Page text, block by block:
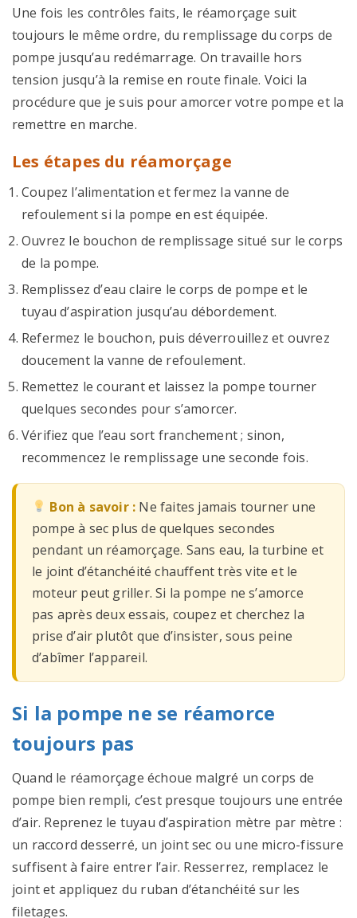
Une fois les contrôles faits, le réamorçage suit
toujours le même ordre, du remplissage du corps de
pompe jusqu’au redémarrage. On travaille hors
tension jusqu’à la remise en route finale. Voici la
procédure que je suis pour amorcer votre pompe et la
remettre en marche.
Les étapes du réamorçage
Coupez l’alimentation et fermez la vanne de
refoulement si la pompe en est équipée.
Ouvrez le bouchon de remplissage situé sur le corps
de la pompe.
Remplissez d’eau claire le corps de pompe et le
tuyau d’aspiration jusqu’au débordement.
Refermez le bouchon, puis déverrouillez et ouvrez
doucement la vanne de refoulement.
Remettez le courant et laissez la pompe tourner
quelques secondes pour s’amorcer.
Vérifiez que l’eau sort franchement ; sinon,
recommencez le remplissage une seconde fois.
Bon à savoir : Ne faites jamais tourner une
pompe à sec plus de quelques secondes
pendant un réamorçage. Sans eau, la turbine et
le joint d’étanchéité chauffent très vite et le
moteur peut griller. Si la pompe ne s’amorce
pas après deux essais, coupez et cherchez la
prise d’air plutôt que d’insister, sous peine
d’abîmer l’appareil.
Si la pompe ne se réamorce
toujours pas
Quand le réamorçage échoue malgré un corps de
pompe bien rempli, c’est presque toujours une entrée
d’air. Reprenez le tuyau d’aspiration mètre par mètre :
un raccord desserré, un joint sec ou une micro-fissure
suffisent à faire entrer l’air. Resserrez, remplacez le
joint et appliquez du ruban d’étanchéité sur les
filetages.